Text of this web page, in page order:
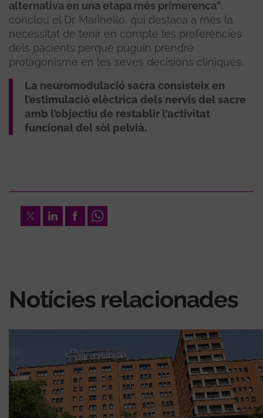
alternativa en una etapa més primerenca”,
conclou el Dr. Marinello, qui destaca a més la
necessitat de tenir en compte les preferències
dels pacients perquè puguin prendre
protagonisme en les seves decisions clíniques.
La neuromodulació sacra consisteix en
l’estimulació elèctrica dels nervis del sacre
amb l’objectiu de restablir l’activitat
funcional del sòl pelvià.
TwitterLinkedInFacebookWhatsapp
Notícies relacionades